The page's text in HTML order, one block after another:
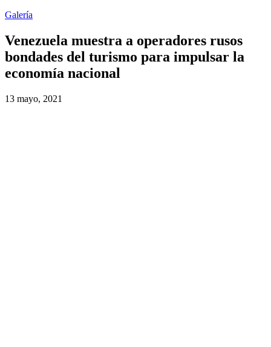
Galería
Venezuela muestra a operadores rusos
bondades del turismo para impulsar la
economía nacional
13 mayo, 2021